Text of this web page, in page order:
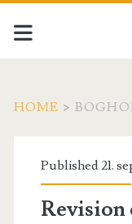
HOME >
Tag:
Published 21.
Revision